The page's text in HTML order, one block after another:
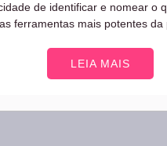
de identificar e nomear o
ferramentas mais potentes
LEIA MAIS